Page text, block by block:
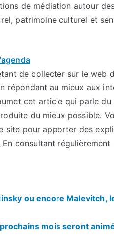
de médiation autour
patrimoine culturel et
de collecter sur le web
répondant au mieux aux
cet article qui parle
du mieux possible.
site pour apporter des
En consultant
ou encore Malevitch,
mois seront